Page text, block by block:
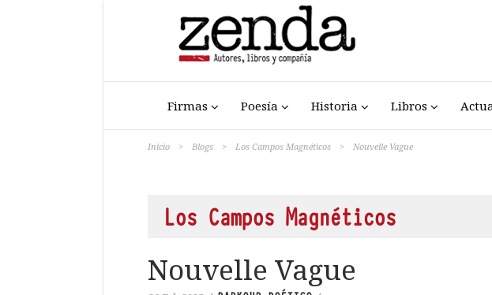
Firmas Poesía Historia Libros
Inicio > Blogs > Los Campos Magnéticos > Nouvelle Vague
Los Campos Magnéticos
Nouvelle Vague